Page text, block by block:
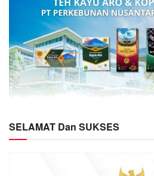
SELAMAT Dan SUKSES